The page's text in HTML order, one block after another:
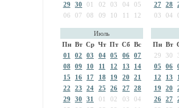
29
30 01 02 03 04
05
06
07 08 09 10 11 12
27
28
03
04
Июль
Пн Вт Ср Чт Пт Сб Вс
01
02 03 04 05 06 07
08
09 10 11 12 13
14
15
16 17 18 19 20
21
22
23 24 25 26 27 28
29
30 31 01 02 03
04
Пн Вт
29
30
05
06
12
13
19
20
26
27